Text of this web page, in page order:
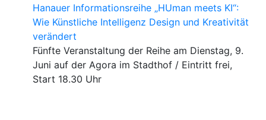
Hanauer Informationsreihe „HUman meets KI“:
Wie Künstliche Intelligenz Design und Kreativität
verändert
Fünfte Veranstaltung der Reihe am Dienstag, 9.
Juni auf der Agora im Stadthof / Eintritt frei,
Start 18.30 Uhr